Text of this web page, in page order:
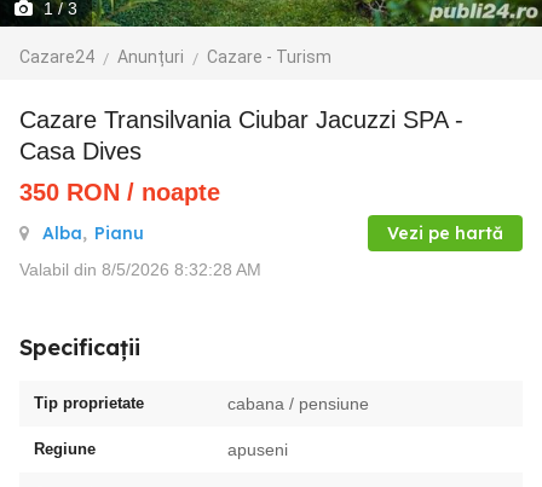
1/ 3
Cazare24 Anunțuri Cazare - Turism
Cazare Transilvania Ciubar Jacuzzi SPA -
Casa Dives
350 RON / noapte
Alba, Pianu Vezi pe hartă
Valabil din 8/5/2026 8:32:28 AM
Specificații
Tip proprietate cabana / pensiune
Regiune apuseni